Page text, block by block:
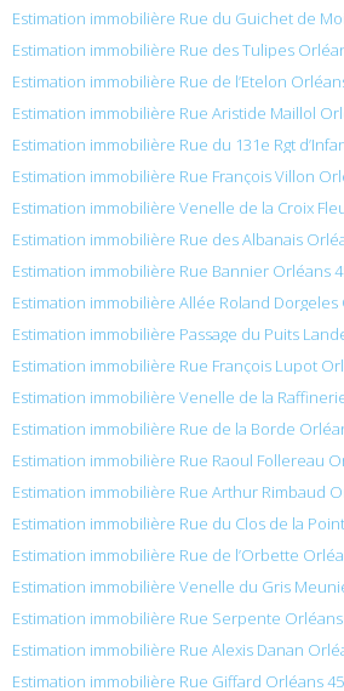
Estimation immobilière Rue du Guichet de
Estimation immobilière Rue des Tulipes
Estimation immobilière Rue de l’Etelon
Estimation immobilière Rue Aristide Maillol
Estimation immobilière Rue du 131e Rgt
Estimation immobilière Rue François Villon
Estimation immobilière Venelle de la Croix
Estimation immobilière Rue des Albanais
Estimation immobilière Rue Bannier Orléans
Estimation immobilière Allée Roland Dorgeles
Estimation immobilière Passage du Puits
Estimation immobilière Rue François Lupot
Estimation immobilière Venelle de la
Estimation immobilière Rue de la Borde
Estimation immobilière Rue Raoul Follereau
Estimation immobilière Rue Arthur Rimbaud
Estimation immobilière Rue du Clos de la
Estimation immobilière Rue de l’Orbette
Estimation immobilière Venelle du Gris
Estimation immobilière Rue Serpente
Estimation immobilière Rue Alexis Danan
Estimation immobilière Rue Giffard Orléans